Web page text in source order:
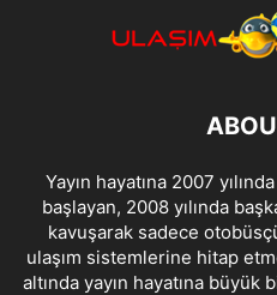
Yayın hayatına 2007
başlayan, 2008 yılında
kavuşarak sadece
ulaşım sistemlerine hitap
altında yayın hayatına